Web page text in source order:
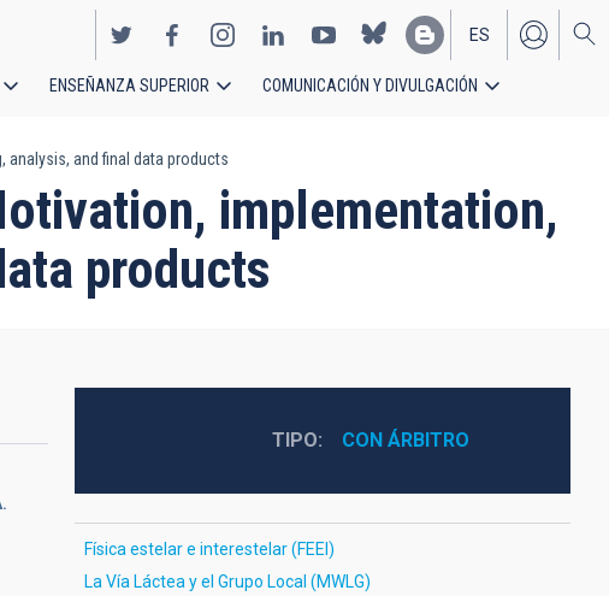
EN
ES
ENSEÑANZA SUPERIOR COMUNICACIÓN Y DIVULGACIÓN
analysis, and final data products
implementation,
products
TIPO CON ÁRBITRO
Física estelar e interestelar (FEEI)
La Vía Láctea y el Grupo Local (MWLG)